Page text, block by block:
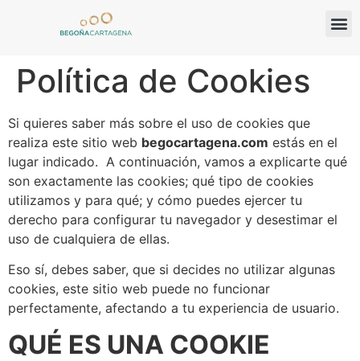
Política de Cookies
Si quieres saber más sobre el uso de cookies que
realiza este sitio web begocartagena.com estás en el
lugar indicado. A continuación, vamos a explicarte qué
son exactamente las cookies; qué tipo de cookies
utilizamos y para qué; y cómo puedes ejercer tu
derecho para configurar tu navegador y desestimar el
uso de cualquiera de ellas.
Eso sí, debes saber, que si decides no utilizar algunas
cookies, este sitio web puede no funcionar
perfectamente, afectando a tu experiencia de usuario.
QUÉ ES UNA COOKIE